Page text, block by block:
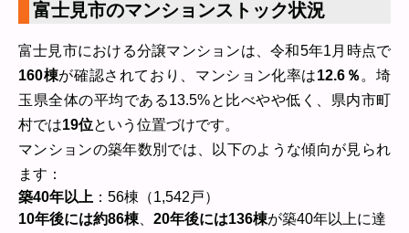
富士見市のマンションストック状況
富士見市における分譲マンションは、令和5年1月時点で
160棟が確認されており、マンション化率は12.6％ 。埼
玉県全体の平均である13.5%と比べやや低く、県内市町
村では19位という位置づけです。
マンションの築年数別では、以下のような傾向が見られ
ます：
築40年以上 ：56棟（1,542戸）
10年後には約86棟
20年後には136棟が築40年以上に達